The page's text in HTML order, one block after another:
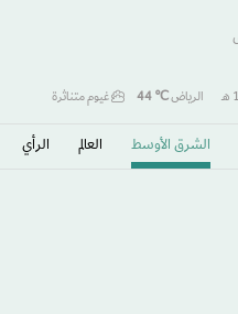
الرياض℃
44 غيوم متناثرة
الشرق الأوسط​ العالم الرأي